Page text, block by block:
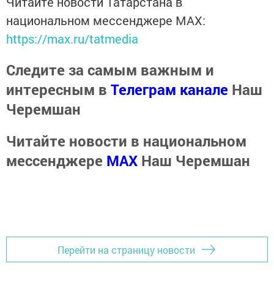
национальном мессенджере MАХ:
https://max.ru/tatmedia
Следите за самым важным и
интересным в Телеграм канале Наш
Черемшан
Читайте новости в национальном
мессенджере MАХ Наш Черемшан
Перейти на страницу новости